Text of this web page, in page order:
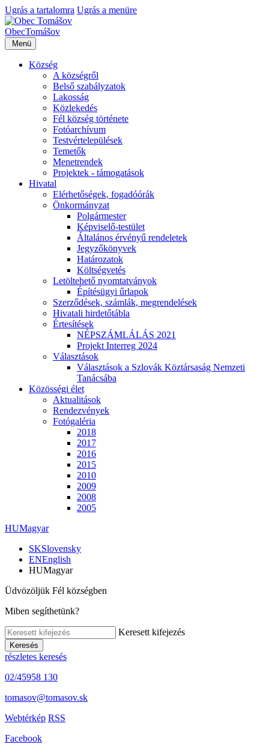
Ugrás a tartalomra Ugrás a menüre
ObecTomášov
Menü
Község
A községről
Belső szabályzatok
Lakosság
Közlekedés
Fél község története
Fotóarchívum
Testvértelepülések
Temetők
Menetrendek
Projektek - támogatások
Hivatal
Elérhetőségek, fogadóórák
Önkormányzat
Polgármester
Képviselő-testület
Általános érvényű rendeletek
Jegyzőkönyvek
Határozatok
Költségvetés
Letöltehető nyomtatványok
Építésügyi űrlapok
Szerződések, számlák, megrendelések
Hivatali hirdetőtábla
Értesítések
NÉPSZÁMLÁLÁS 2021
Projekt Interreg 2024
Választások
Választások a Szlovák Köztársaság Nemzeti
Tanácsába
Közösségi élet
Aktualitások
Rendezvények
Fotógaléria
2018
2017
2016
2015
2010
2009
2008
2005
HUMagyar
SKSlovensky
ENEnglish
HUMagyar
Üdvözöljük Fél községben
Miben segíthetünk?
Keresett kifejezés
Keresés
részletes keresés
02/45958 130
tomasov@tomasov.sk
Webtérkép RSS
Facebook